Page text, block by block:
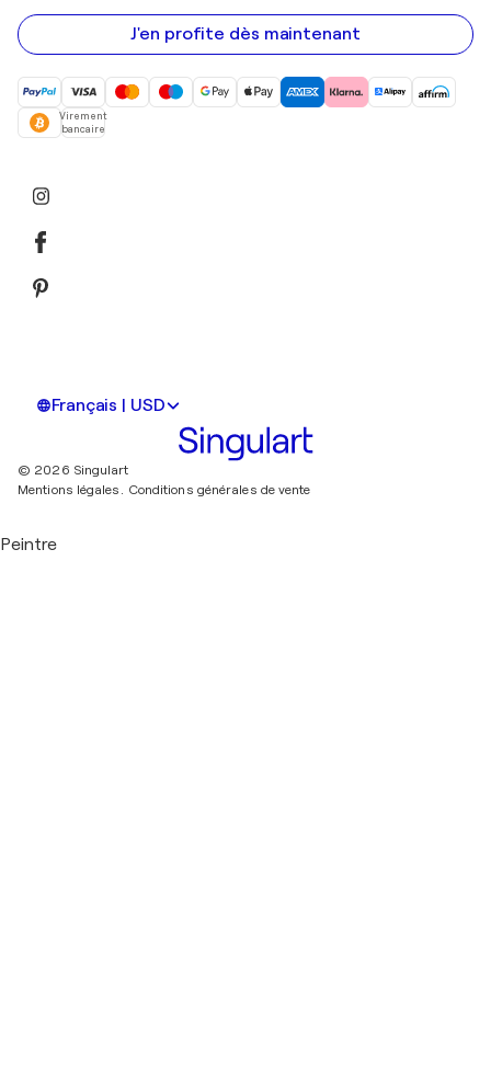
e-
mail
J'en profite dès maintenant
Virement
bancaire
Français | USD
© 2026 Singulart
Mentions légales. Conditions générales de vente
Peintre